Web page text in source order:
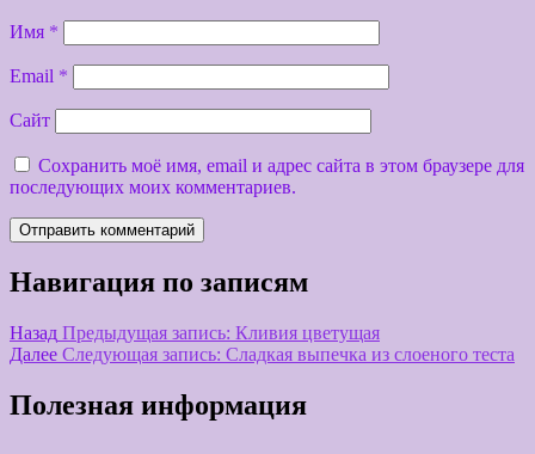
Имя *
Email *
Сайт
Сохранить моё имя, email и адрес сайта в этом браузере для
последующих моих комментариев.
Навигация по записям
Назад Предыдущая запись: Кливия цветущая
Далее Следующая запись: Сладкая выпечка из слоеного теста
Полезная информация